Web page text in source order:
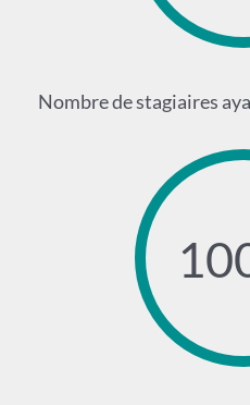
Nombre de stagiaires